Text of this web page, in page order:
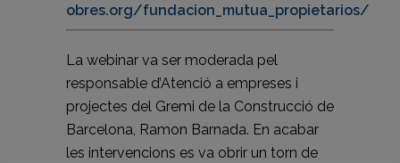
obres.org/fundacion_mutua_propietarios/
La webinar va ser moderada pel
responsable d’Atenció a empreses i
projectes del Gremi de la Construcció de
Barcelona, Ramon Barnada. En acabar
les intervencions es va obrir un torn de